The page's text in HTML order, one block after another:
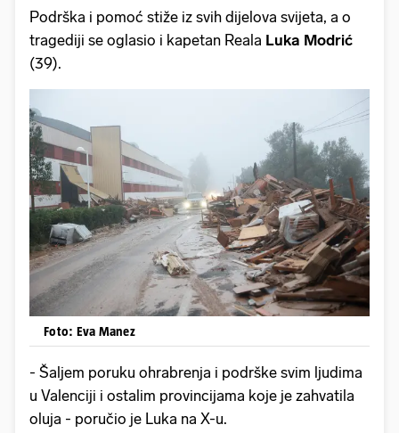
Podrška i pomoć stiže iz svih dijelova svijeta, a o
tragediji se oglasio i kapetan Reala Luka Modrić
(39).
Foto: Eva Manez
- Šaljem poruku ohrabrenja i podrške svim ljudima
u Valenciji i ostalim provincijama koje je zahvatila
oluja - poručio je Luka na X-u.